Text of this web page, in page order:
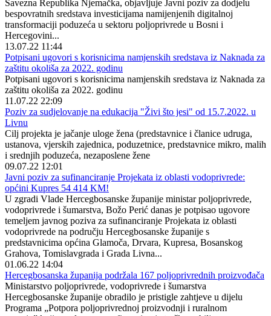
Savezna Republika Njemačka, objavljuje Javni poziv za dodjelu
bespovratnih sredstava investicijama namijenjenih digitalnoj
transformaciji poduzeća u sektoru poljoprivrede u Bosni i
Hercegovini...
13.07.22 11:44
Potpisani ugovori s korisnicima namjenskih sredstava iz Naknada za
zaštitu okoliša za 2022. godinu
Potpisani ugovori s korisnicima namjenskih sredstava iz Naknada za
zaštitu okoliša za 2022. godinu
11.07.22 22:09
Poziv za sudjelovanje na edukacija "Živi što jesi" od 15.7.2022. u
Livnu
Cilj projekta je jačanje uloge žena (predstavnice i članice udruga,
ustanova, vjerskih zajednica, poduzetnice, predstavnice mikro, malih
i srednjih poduzeća, nezaposlene žene
09.07.22 12:01
Javni poziv za sufinanciranje Projekata iz oblasti vodoprivrede:
općini Kupres 54 414 KM!
U zgradi Vlade Hercegbosanske županije ministar poljoprivrede,
vodoprivrede i šumarstva, Božo Perić danas je potpisao ugovore
temeljem javnog poziva za sufinanciranje Projekata iz oblasti
vodoprivrede na području Hercegbosanske županije s
predstavnicima općina Glamoča, Drvara, Kupresa, Bosanskog
Grahova, Tomislavgrada i Grada Livna...
01.06.22 14:04
Hercegbosanska županija podržala 167 poljoprivrednih proizvođača
Ministarstvo poljoprivrede, vodoprivrede i šumarstva
Hercegbosanske županije obradilo je pristigle zahtjeve u dijelu
Programa „Potpora poljoprivrednoj proizvodnji i ruralnom